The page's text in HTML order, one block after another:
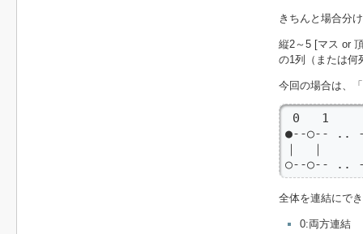
きちんと場合分
縦2～5 [マス or
の1列（または何
今回の場合は、「
0   1
●--○-- ..
｜  ｜
○--○-- ..
全体を連結にで
0:両方連結